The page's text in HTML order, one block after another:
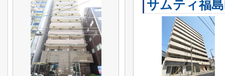
サムティ福